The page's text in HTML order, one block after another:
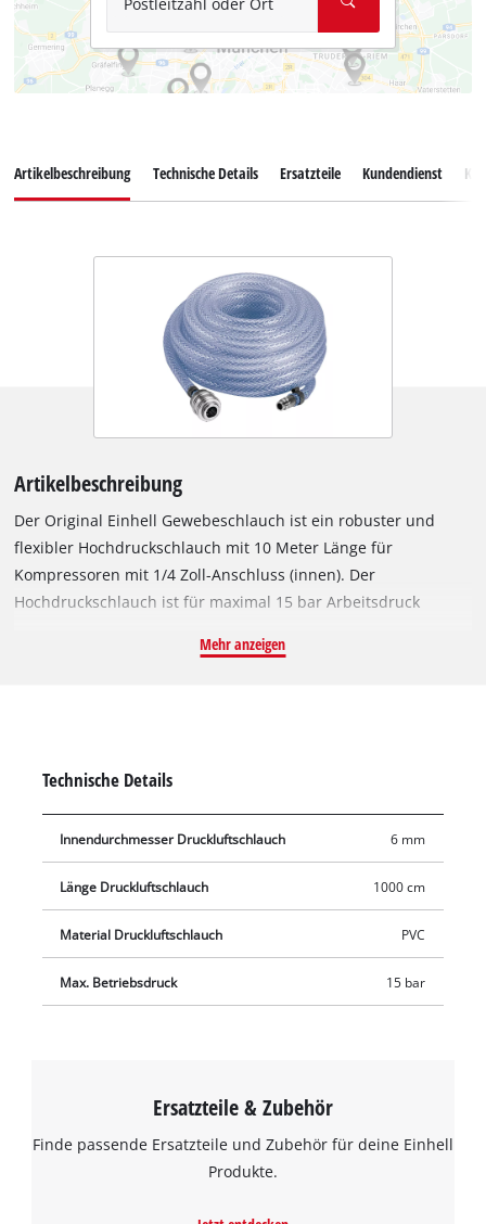
Artikelbeschreibung Technische Details Ersatzteile Kundendienst
Artikelbeschreibung
Der Original Einhell Gewebeschlauch ist ein robuster und
flexibler Hochdruckschlauch mit 10 Meter Länge für
Kompressoren mit 1/4 Zoll-Anschluss (innen). Der
Hochdruckschlauch ist für maximal 15 bar Arbeitsdruck
Reifendruck kontrollieren? Die Werkstatttische reinigen oder
zum Einsatz kommen kann, auf einen Schlag ausgeweitet. Der
Gewebeschlauch verfügt über eine 1/4 Zoll-
Schnellanschlusskupplung und Stecknippel für einen
Anschluss aller handelsüblichen Druckluft-Werkzeuge.
Mehr anzeigen
Technische Details
Innendurchmesser Druckluftschlauch 6 mm
Länge Druckluftschlauch 1000 cm
Material Druckluftschlauch PVC
Max. Betriebsdruck 15 bar
Ersatzteile & Zubehör
Finde passende Ersatzteile und Zubehör für deine Einhell
Produkte.